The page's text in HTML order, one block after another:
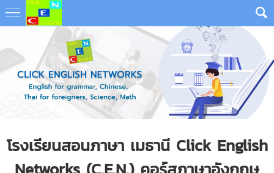
โรงเรียนสอนภาษา เมธานี Click English